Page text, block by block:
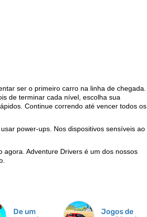
ser o primeiro carro na linha de chegada.
de terminar cada nível, escolha sua
Continue correndo até vencer todos os
power-ups. Nos dispositivos sensíveis ao
Adventure Drivers é um dos nossos
De um
Jogos de